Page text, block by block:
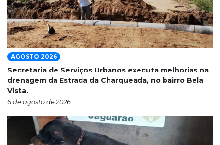
AGOSTO 2026
Secretaria de Serviços Urbanos executa melhorias na
drenagem da Estrada da Charqueada, no bairro Bela
Vista.
6 de agosto de 2026